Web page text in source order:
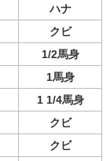
ハナ
クビ
1/2馬身
1馬身
1 1/4馬身
クビ
クビ